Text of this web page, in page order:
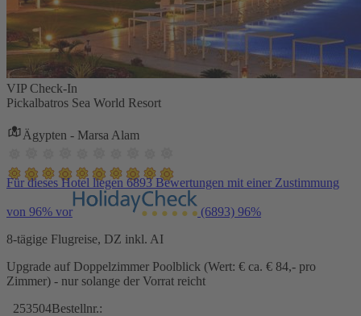
VIP Check-In
Pickalbatros Sea World Resort
Ägypten - Marsa Alam
Für dieses Hotel liegen 6893 Bewertungen mit einer Zustimmung
von 96% vor (6893) 96%
8-tägige Flugreise, DZ inkl. AI
Upgrade auf Doppelzimmer Poolblick (Wert: € ca. € 84,- pro
Zimmer) - nur solange der Vorrat reicht
253504Bestellnr.: